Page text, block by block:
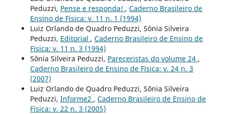
Peduzzi, Pense e responda! , Caderno Brasileiro de
Ensino de Física: v. 11 n. 1 (1994)
Luiz Orlando de Quadro Peduzzi, Sônia Silveira
Peduzzi, Editorial , Caderno Brasileiro de Ensino de
Física: v. 11 n. 3 (1994)
Sônia Silveira Peduzzi, Pareceristas do volume 24 ,
Caderno Brasileiro de Ensino de Física: v. 24 n. 3
(2007)
Luiz Orlando de Quadro Peduzzi, Sônia Silveira
Peduzzi, Informe2 , Caderno Brasileiro de Ensino de
Física: v. 22 n. 3 (2005)